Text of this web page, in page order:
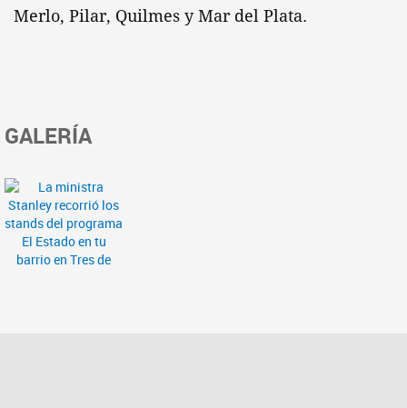
Merlo, Pilar, Quilmes y Mar del Plata.
GALERÍA